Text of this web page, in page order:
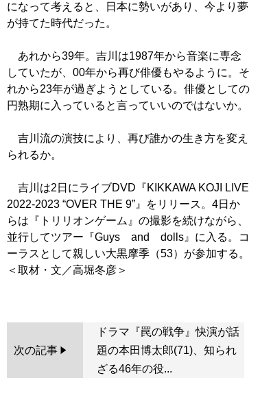
になって考えると、日本に勢いがあり、今より夢
が持てた時代だった。
あれから39年。吉川は1987年から音楽に専念
していたが、00年から再び俳優もやるように。そ
れから23年が過ぎようとしている。俳優としての
円熟期に入っていると言っていいのではないか。
吉川流の演技により、再び誰かの生き方を変え
られるか。
吉川は2日にライブDVD『KIKKAWA KOJI LIVE
2022-2023 “OVER THE 9”』をリリース。4日か
らは『トリリオンゲーム』の撮影を続けながら、
並行してツアー『Guys and dolls』に入る。コ
ーラスとして親しい大黒摩季（53）が参加する。
＜取材・文／高堀冬彦＞
次の記事
ドラマ『罠の戦争』快演が話
題の本田博太郎(71)、知られ
ざる46年の役...